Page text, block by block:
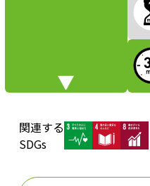
関連する
SDGs